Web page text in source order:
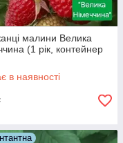
протягом
та
коли інші
малини Велика
(1 рік, контейнер
в наявності